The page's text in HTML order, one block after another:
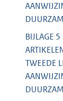
BIJLAGE
TWEEDE